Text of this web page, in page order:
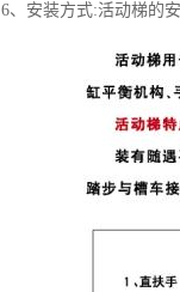
6、安装方式:活动梯的